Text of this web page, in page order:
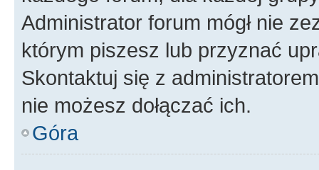
Administrator forum mógł nie
którym piszesz lub przyznać
Skontaktuj się z
nie możesz dołączać ich.
Góra